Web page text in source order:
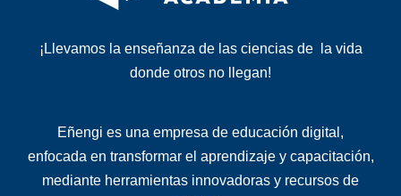
¡Llevamos la enseñanza de las ciencias de la vida
donde otros no llegan!
Eñengi es una empresa de educación digital ,
enfocada en transformar el aprendizaje y capacitación,
mediante herramientas innovadoras y recursos de